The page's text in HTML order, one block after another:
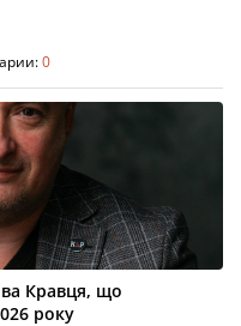
0
Кравця, що
року